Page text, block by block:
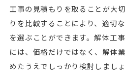
工事の見積もりを取ることが大
りを比較することにより、適切
を選ぶことができます。解体工
には、価格だけではなく、解体
めたうえでしっかり検討しましょ